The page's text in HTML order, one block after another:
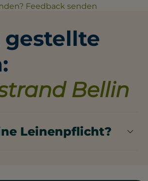
Feedback senden
gestellte
Bellin
Leinenpflicht?